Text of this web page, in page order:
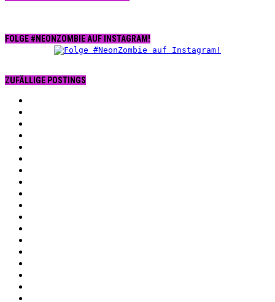
FOLGE #NEONZOMBIE AUF INSTAGRAM!
ZUFÄLLIGE POSTINGS